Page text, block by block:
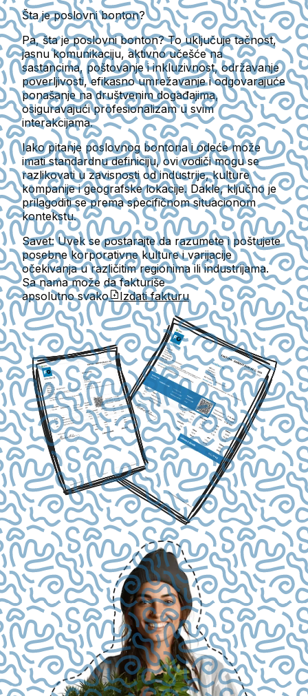
Šta je poslovni bonton?
Pa, šta je poslovni bonton? To uključuje tačnost,
jasnu komunikaciju, aktivno učešće na
sastancima, poštovanje i inkluzivnost, održavanje
poverljivosti, efikasno umrežavanje i odgovarajuće
ponašanje na društvenim događajima,
osiguravajući profesionalizam u svim
interakcijama.
Iako pitanje poslovnog bontona i odeće može
imati standardnu definiciju, ovi vodiči mogu se
razlikovati u zavisnosti od industrije, kulture
kompanije i geografske lokacije. Dakle, ključno je
prilagoditi se prema specifičnom situacionom
kontekstu.
Savet:Uvek se postarajte da razumete i poštujete
posebne korporativne kulture i varijacije
očekivanja u različitim regionima ili industrijama.
Sa nama može da fakturiše
apsolutno svako
Izdati fakturu